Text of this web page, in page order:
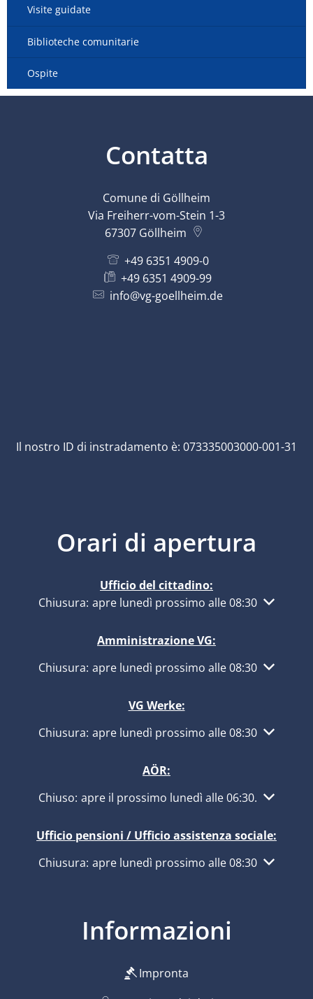
Visite guidate
Biblioteche comunitarie
Ospite
Contatta
Comune di Göllheim
Via Freiherr-vom-Stein 1-3
67307 Göllheim
+49 6351 4909-0
+49 6351 4909-99
info@vg-goellheim.de
Il nostro ID di instradamento è: 073335003000-001-31
Orari di apertura
Ufficio del cittadino:
Fare clic per nascondere altri orari di apertura o
Chiusura: apre lunedì prossimo alle 08:30
Amministrazione VG:
Fare clic per nascondere altri orari di apertura o
Chiusura: apre lunedì prossimo alle 08:30
VG Werke:
Fare clic per nascondere altri orari di apertura o
Chiusura: apre lunedì prossimo alle 08:30
AÖR:
Fare clic per nascondere altri orari di apertura o
Chiuso: apre il prossimo lunedì alle 06:30.
Ufficio pensioni / Ufficio assistenza sociale:
Fare clic per nascondere altri orari di apertura o
Chiusura: apre lunedì prossimo alle 08:30
Informazioni
Impronta